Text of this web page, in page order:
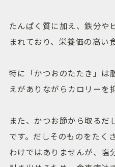
たんぱく質に加え、鉄分や
まれており、栄養価の高い
特に「かつおのたたき」は
えがありながらカロリーを
また、かつお節から取るだ
です。だしそのものをたく
わけではありませんが、塩